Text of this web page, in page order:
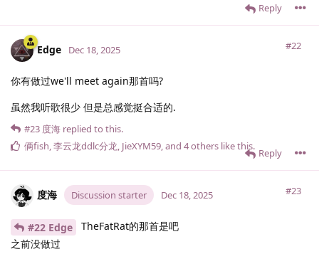
Reply
Edge #22
Dec 18, 2025
你有做过we'll meet again那首吗?
虽然我听歌很少 但是总感觉挺合适的.
Reply
#23 度海 replied to this.
俩fish,李云龙ddlc分龙, JieXYM59, and 4others like this.
度海 Discussion starter #23
Dec 18, 2025
#22 Edge
TheFatRat的那首是吧
之前没做过